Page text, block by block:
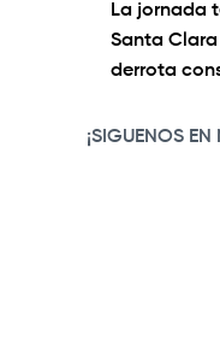
La jornada
Santa
derrota
¡SIGUENOS EN